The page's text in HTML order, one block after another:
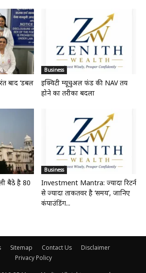
बाद ‘डबल
Business
इक्विटी म्यूचुअल फंड की NAV तय
होने का तरीका बदला
बैठे है 80
Business
Investment Mantra: ज्यादा रिटर्न
से ज्यादा ताकतवर है ‘समय’, जानिए
कंपाउंडिंग...
Sitemap Contact Us
Disclaimer
Privacy Policy